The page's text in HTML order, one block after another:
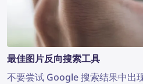
最佳图片反向搜索工具
不要尝试 Google 搜索结果中出